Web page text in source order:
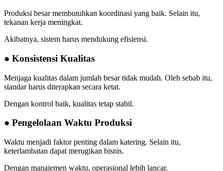
Produksi besar membutuhkan koordinasi yang baik. Selain itu,
tekanan kerja meningkat.
Akibatnya, sistem harus mendukung efisiensi.
● Konsistensi Kualitas
Menjaga kualitas dalam jumlah besar tidak mudah. Oleh sebab itu,
standar harus diterapkan secara ketat.
Dengan kontrol baik, kualitas tetap stabil.
● Pengelolaan Waktu Produksi
Waktu menjadi faktor penting dalam katering. Selain itu,
keterlambatan dapat merugikan bisnis.
Dengan manajemen waktu, operasional lebih lancar.